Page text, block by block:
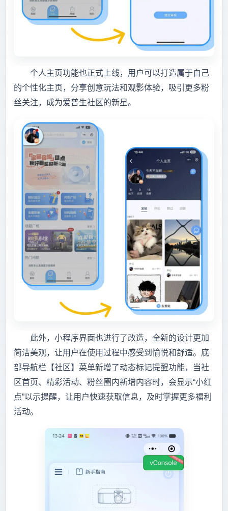
个人主页功能也正式上线，用户可以打造属于自己
的个性化主页，分享创意玩法和观影体验，吸引更多粉
丝关注，成为爱普生社区的新星。
此外，小程序界面也进行了改造，全新的设计更加
简洁美观，让用户在使用过程中感受到愉悦和舒适。底
部导航栏【社区】菜单新增了动态标记提醒功能，当社
区首页、精彩活动、粉丝圈内新增内容时，会显示“小红
点”以示提醒，让用户快速获取信息，及时掌握更多福利
活动。